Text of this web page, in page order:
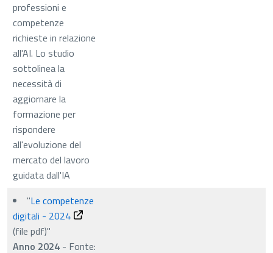
professioni e
competenze
richieste in relazione
all'AI. Lo studio
sottolinea la
necessità di
aggiornare la
formazione per
rispondere
all'evoluzione del
mercato del lavoro
guidata dall'IA
"Le competenze
digitali - 2024
(file pdf)"
Anno 2024 - Fonte: